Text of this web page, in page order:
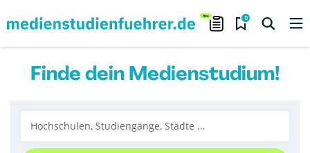
0
Finde dein Medienstudium!